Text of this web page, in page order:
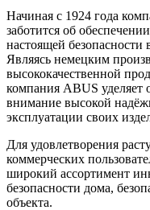
Начиная с 1924 года
заботится об
настоящей безопасности
Являясь немецким
высококачественной
компания ABUS уделяет
внимание высокой
эксплуатации своих
Для удовлетворения
коммерческих
широкий ассортимент
безопасности дома,
объекта.